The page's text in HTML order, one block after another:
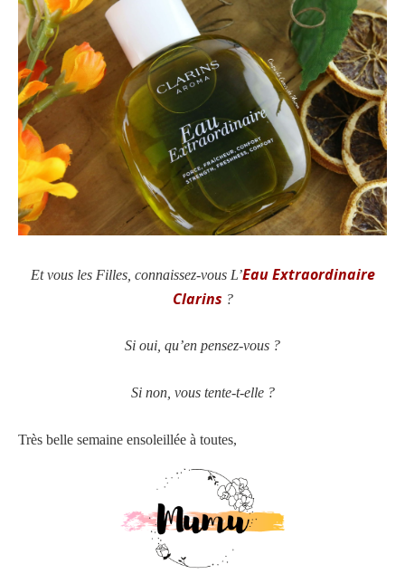
Et vous les Filles, connaissez-vous L’Eau Extraordinaire
Clarins ?
Si oui, qu’en pensez-vous ?
Si non, vous tente-t-elle ?
Très belle semaine ensoleillée à toutes,